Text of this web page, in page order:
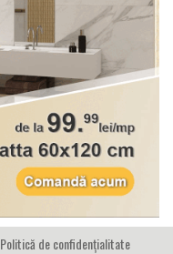
Politică de confidențialitate